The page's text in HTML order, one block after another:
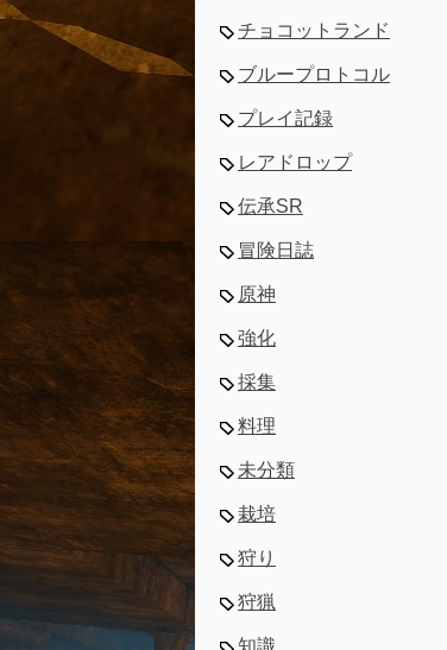
チョコットランド
ブループロトコル
プレイ記録
レアドロップ
伝承SR
冒険日誌
原神
強化
採集
料理
未分類
栽培
狩り
狩猟
知識